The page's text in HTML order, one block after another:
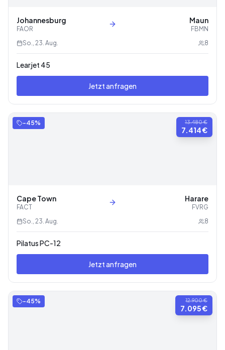
Johannesburg
FAOR
Maun
FBMN
So., 23. Aug.
8
Learjet 45
Jetzt anfragen
13.480 €
7.414 €
-45%
Cape Town
FACT
Harare
FVRG
So., 23. Aug.
8
Pilatus PC-12
Jetzt anfragen
12.900 €
7.095 €
-45%